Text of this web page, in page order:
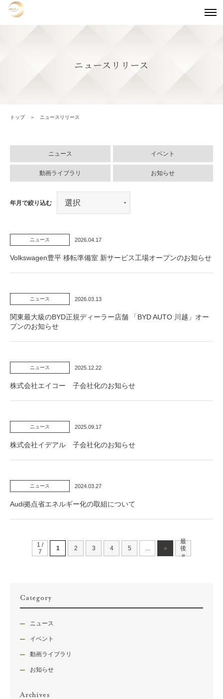
ニュースリリース
トップ ニュースリリース
ニュース イベント
動画ライブラリ お知らせ
年月で絞り込む
ニュース 2026.04.17
Volkswagen豊平 移転準備室 新サービス工場オープンのお知らせ
ニュース 2026.03.13
関東最大級のBYD正規ディーラー店舗 「BYD AUTO 川越」オー
プンのお知らせ
ニュース 2025.12.22
株式会社エイコー 子会社化のお知らせ
ニュース 2025.09.17
株式会社イデアル 子会社化のお知らせ
ニュース 2024.03.27
Audi拠点省エネルギー化の取組について
1 /
7
1 2 3 4 5 ... »
最
後
»
Category
ニュース
イベント
動画ライブラリ
お知らせ
Archives